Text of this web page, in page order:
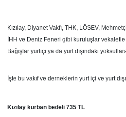
Kızılay, Diyanet Vakfı, THK, LÖSEV,
İHH ve Deniz Feneri gibi kuruluşlar vekaletle
Bağışlar yurtiçi ya da yurt dışındaki yoksullara
İşte bu vakıf ve derneklerin yurt içi ve yurt
Kızılay kurban bedeli 735 TL